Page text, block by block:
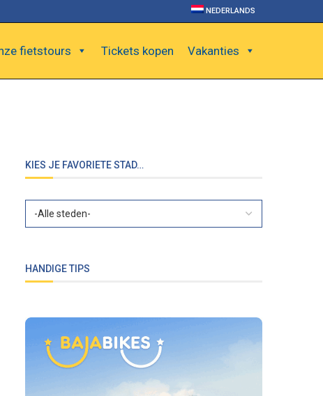
NEDERLANDS
fietstours Tickets kopen Vakanties
KIES JE FAVORIETE STAD…
HANDIGE TIPS